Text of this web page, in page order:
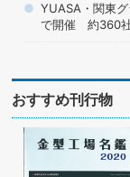
YUASA・関東
で開催 約360社
おすすめ刊行物